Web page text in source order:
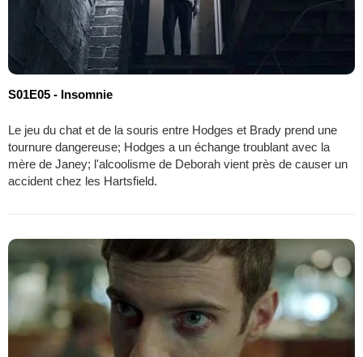
S01E05 - Insomnie
Le jeu du chat et de la souris entre Hodges et Brady prend une
tournure dangereuse; Hodges a un échange troublant avec la
mère de Janey; l'alcoolisme de Deborah vient près de causer un
accident chez les Hartsfield.